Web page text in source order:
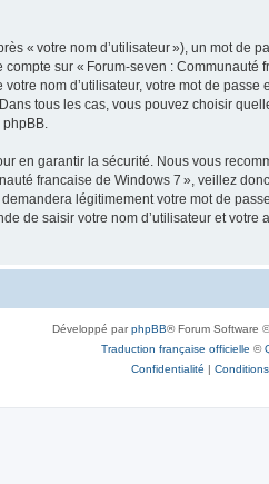
« votre nom d’utilisateur »), un mot
sur « Forum-seven :
nom d’utilisateur, votre mot de
tous les cas, vous pouvez choisir
en garantir la sécurité. Nous vous
francaise de Windows 7 », veillez
légitimement votre mot de
de saisir votre nom d’utilisateur et
Développé parphpBB® Forum Software
Traduction française officielle ©
Confidentialité | Conditions